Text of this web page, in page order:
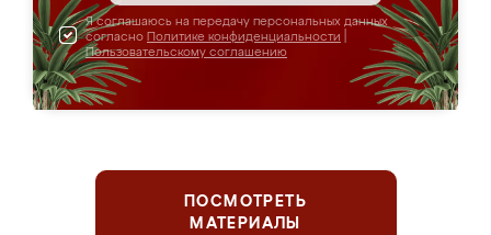
Я соглашаюсь на передачу персональных данных
согласно Политике конфиденциальности
Пользовательскому соглашению
ПОСМОТРЕТЬ
МАТЕРИАЛЫ